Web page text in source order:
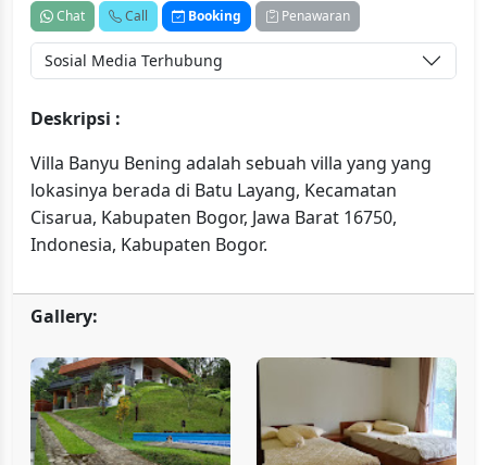
Chat Call Booking Penawaran
Sosial Media Terhubung
Deskripsi :
Villa Banyu Bening adalah sebuah villa yang yang
lokasinya berada di Batu Layang, Kecamatan
Cisarua, Kabupaten Bogor, Jawa Barat 16750,
Indonesia, Kabupaten Bogor.
Gallery: